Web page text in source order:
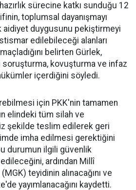
sürecine katkı sunduğu 12
toplumsal dayanışmayı
aidiyet duygusunu pekiştirmeyi
edilebileceği alanları
belirten Gürlek,
kovuşturma ve infaz
içerdiğini söyledi.
için PKK'nin tamamen
elindeki tüm silah ve
şekilde teslim edilerek geri
imha edilmesi gerektiğini
durumun ilgili güvenlik
ardından Millî
teyidinin alınacağını ve
yayımlanacağını kaydetti.